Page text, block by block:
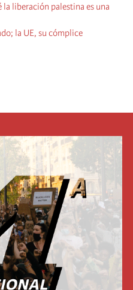
liberación palestina es una
la UE, su cómplice